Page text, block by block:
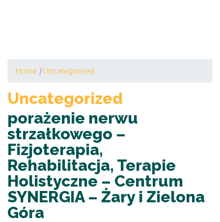
Home /Uncategorized
Uncategorized
porażenie nerwu
strzałkowego –
Fizjoterapia,
Rehabilitacja, Terapie
Holistyczne – Centrum
SYNERGIA – Żary i Zielona
Góra